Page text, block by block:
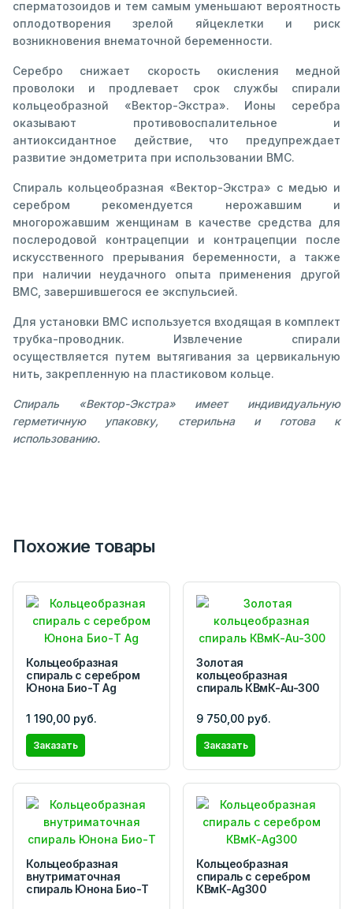
сперматозоидов и тем самым уменьшают вероятность
оплодотворения зрелой яйцеклетки и риск
возникновения внематочной беременности.
Серебро снижает скорость окисления медной
проволоки и продлевает срок службы спирали
кольцеобразной «Вектор-Экстра». Ионы серебра
оказывают противовоспалительное и
антиоксидантное действие, что предупреждает
развитие эндометрита при использовании ВМС.
Спираль кольцеобразная «Вектор-Экстра» с медью и
серебром рекомендуется нерожавшим и
многорожавшим женщинам в качестве средства для
послеродовой контрацепции и контрацепции после
искусственного прерывания беременности, а также
при наличии неудачного опыта применения другой
ВМС, завершившегося ее экспульсией.
Для установки ВМС используется входящая в комплект
трубка-проводник. Извлечение спирали
осуществляется путем вытягивания за цервикальную
нить, закрепленную на пластиковом кольце.
Спираль «Вектор-Экстра» имеет индивидуальную
герметичную упаковку, стерильна и готова к
использованию.
Похожие товары
Кольцеобразная
спираль с серебром
Юнона Био-Т Ag
1 190,00 руб.
Заказать
Золотая
кольцеобразная
спираль КВмК-Au-300
9 750,00 руб.
Заказать
Кольцеобразная
внутриматочная
спираль Юнона Био-Т
Кольцеобразная
спираль с серебром
КВмК-Ag300